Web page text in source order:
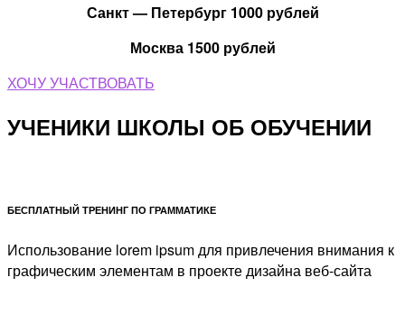
Санкт — Петербург 1000 рублей
Москва 1500 рублей
ХОЧУ УЧАСТВОВАТЬ
УЧЕНИКИ ШКОЛЫ ОБ ОБУЧЕНИИ
БЕСПЛАТНЫЙ ТРЕНИНГ ПО ГРАММАТИКЕ
Использование lorem ipsum для привлечения внимания к
графическим элементам в проекте дизайна веб-сайта